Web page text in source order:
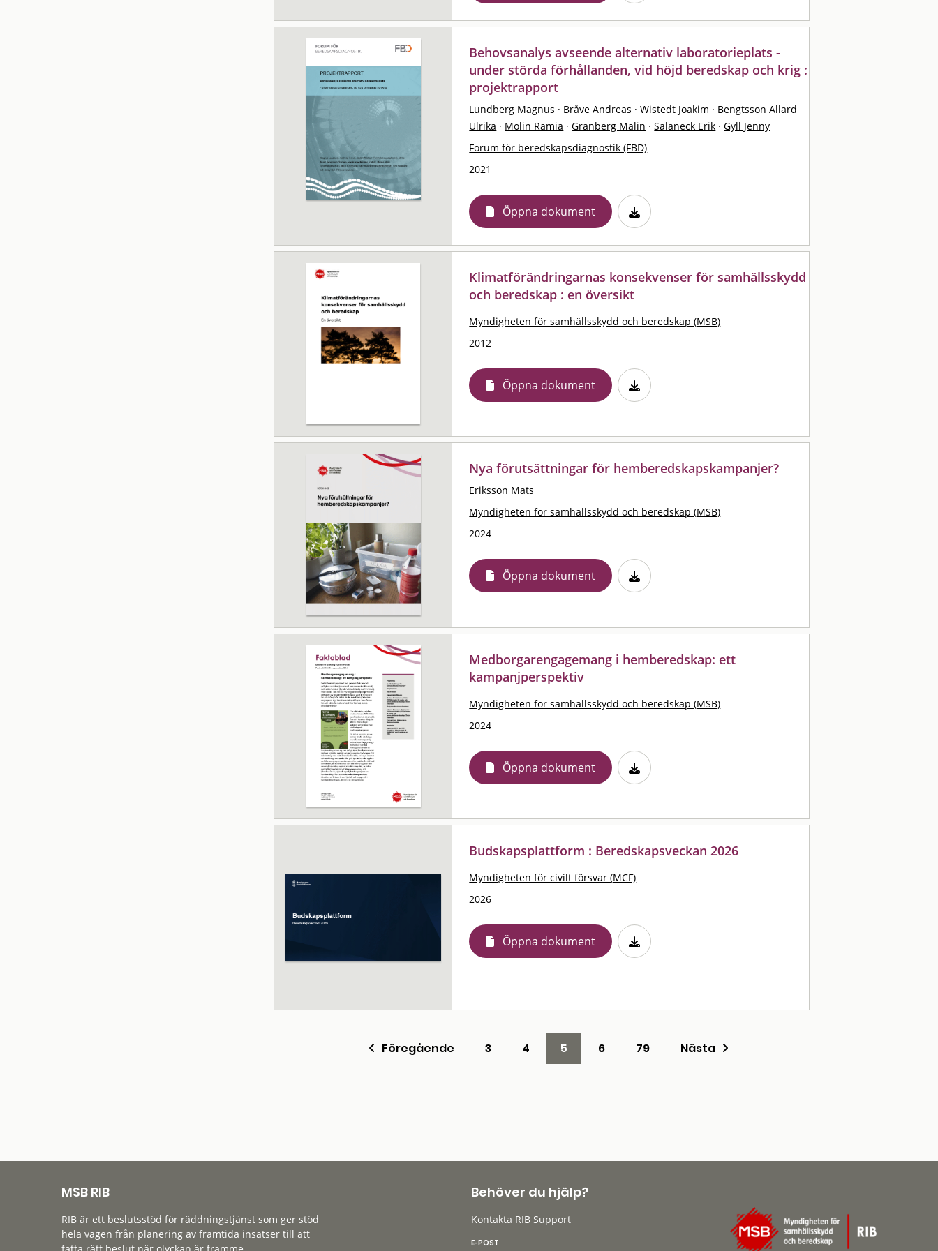
Behovsanalys avseende alternativ laboratorieplats -
under störda förhållanden, vid höjd beredskap och krig :
projektrapport
Lundberg Magnus · Bråve Andreas · Wistedt Joakim · Bengtsson Allard
Ulrika · Molin Ramia · Granberg Malin · Salaneck Erik · Gyll Jenny
Forum för beredskapsdiagnostik (FBD)
2021
Öppna dokument
Klimatförändringarnas konsekvenser för samhällsskydd
och beredskap : en översikt
Myndigheten för samhällsskydd och beredskap (MSB)
2012
Öppna dokument
Nya förutsättningar för hemberedskapskampanjer?
Eriksson Mats
Myndigheten för samhällsskydd och beredskap (MSB)
2024
Öppna dokument
Medborgarengagemang i hemberedskap: ett
kampanjperspektiv
Myndigheten för samhällsskydd och beredskap (MSB)
2024
Öppna dokument
Budskapsplattform : Beredskapsveckan 2026
Myndigheten för civilt försvar (MCF)
2026
Öppna dokument
Föregående 3 4 5 6 79 Nästa
MSB RIB
RIB är ett beslutsstöd för räddningstjänst som ger stöd
hela vägen från planering av framtida insatser till att
Behöver du hjälp?
Kontakta RIB Support
E-POST